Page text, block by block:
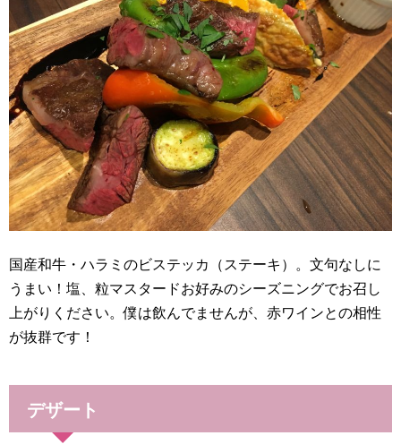
国産和牛・ハラミのビステッカ（ステーキ）。文句なしに
うまい！塩、粒マスタードお好みのシーズニングでお召し
上がりください。僕は飲んでませんが、赤ワインとの相性
が抜群です！
デザート